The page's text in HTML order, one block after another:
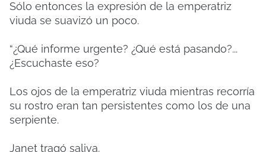
Sólo entonces la expresión de la emperatriz
viuda se suavizó un poco.
“¿Qué informe urgente? ¿Qué está pasando?...
¿Escuchaste eso?
Los ojos de la emperatriz viuda mientras recorría
su rostro eran tan persistentes como los de una
serpiente.
Janet tragó saliva.